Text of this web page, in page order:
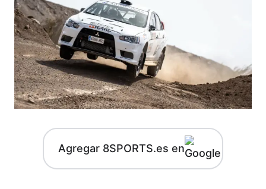
Agregar 8SPORTS.es en